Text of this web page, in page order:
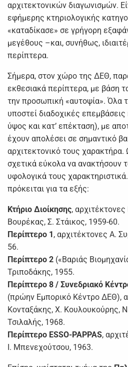
αρχιτεκτονικών διαγωνισμών.
εφήμερης κτηριολογικής
«καταδίκασε» σε γρήγορη
μεγέθους –και, συνήθως,
περίπτερα.
Σήμερα, στον χώρο της ΔΕΘ,
εκθεσιακά περίπτερα, με βάση
την προσωπική «αυτοψία». Όλα
υποστεί διαδοχικές
ύψος και κατ’ επέκταση), με
έχουν απολέσει σε σημαντικό
αρχιτεκτονικό τους
σχετικά εύκολα να ανακτήσουν
υφολογικά τους
πρόκειται για τα εξής:
Κτήριο Διοίκησης,
Βουρέκας, Σ. Στάικος, 1959-60.
Περίπτερο 1, αρχιτέκτονες Α.
56.
Περίπτερο 2 («Βαριάς
Τριποδάκης, 1955.
Περίπτερο 8 / Συνεδριακό
(πρώην Εμπορικό Κέντρο ΔΕΘ),
Κονταξάκης, Χ. Κουλουκούρης,
Τσιλαλής, 1968.
Περίπτερο ESSO-PAPPAS,
Ι. Μπενεχούτσου, 1963.